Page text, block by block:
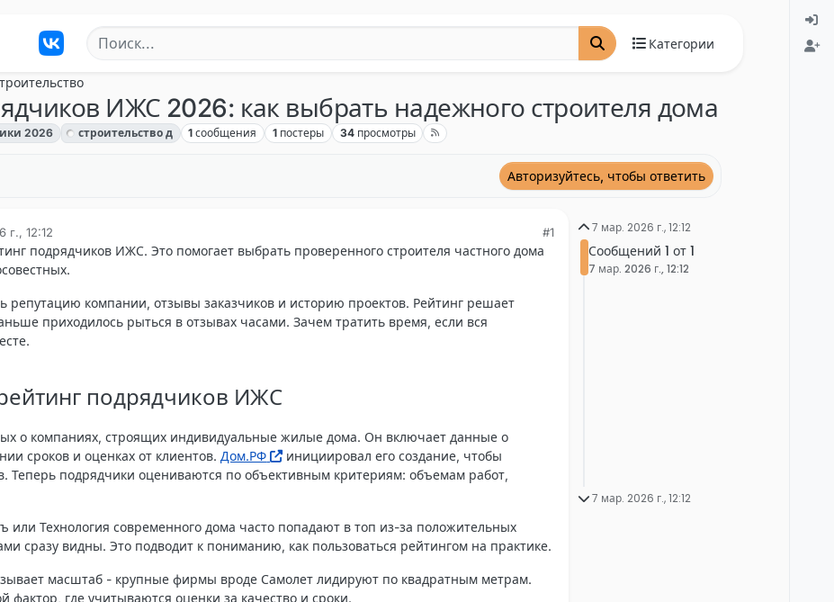
Категории
ИЖС 2026: как выбрать надежного строителя дома
2026 строительство д 1 сообщения 1 постеры 34 просмотры
Авторизуйтесь, чтобы ответить
г., 12:12 #1
подрядчиков ИЖС. Это помогает выбрать проверенного строителя частного дома
репутацию компании, отзывы заказчиков и историю проектов. Рейтинг решает
приходилось рыться в отзывах часами. Зачем тратить время, если вся
подрядчиков ИЖС
о компаниях, строящих индивидуальные жилые дома. Он включает данные о
сроков и оценках от клиентов. Дом.РФ
инициировал его создание, чтобы
Теперь подрядчики оцениваются по объективным критериям: объемам работ,
Технология современного дома часто попадают в топ из-за положительных
сразу видны. Это подводит к пониманию, как пользоваться рейтингом на практике.
масштаб - крупные фирмы вроде Самолет лидируют по квадратным метрам.
фактор, где учитываются оценки за качество и сроки.
7 мар. 2026 г., 12:12
Сообщений 1 от 1
7 мар. 2026 г., 12:12
7 мар. 2026 г., 12:12